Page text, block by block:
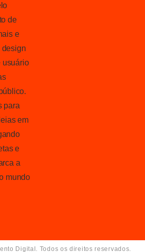
de
e
design
usuário
para
em
e
a
mundo
Digital. Todos os direitos reservados.